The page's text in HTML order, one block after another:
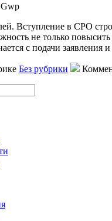
Gwp
Вступлeниe в СРО
не только
с подачи
Без рубрики